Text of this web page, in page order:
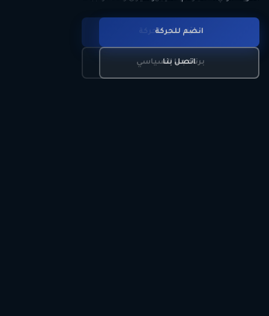
تعرّف على الحركة
برنامجنا السياسي
انضم للحركة
اتصل بنا